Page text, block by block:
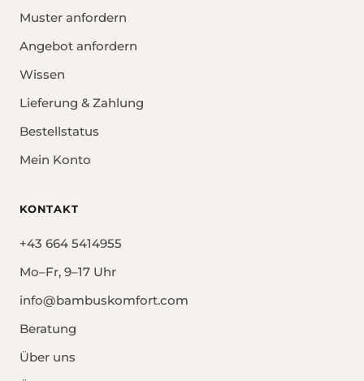
Muster anfordern
Angebot anfordern
Wissen
Lieferung & Zahlung
Bestellstatus
Mein Konto
KONTAKT
+43 664 5414955
Mo–Fr, 9–17 Uhr
info@bambuskomfort.com
Beratung
Über uns